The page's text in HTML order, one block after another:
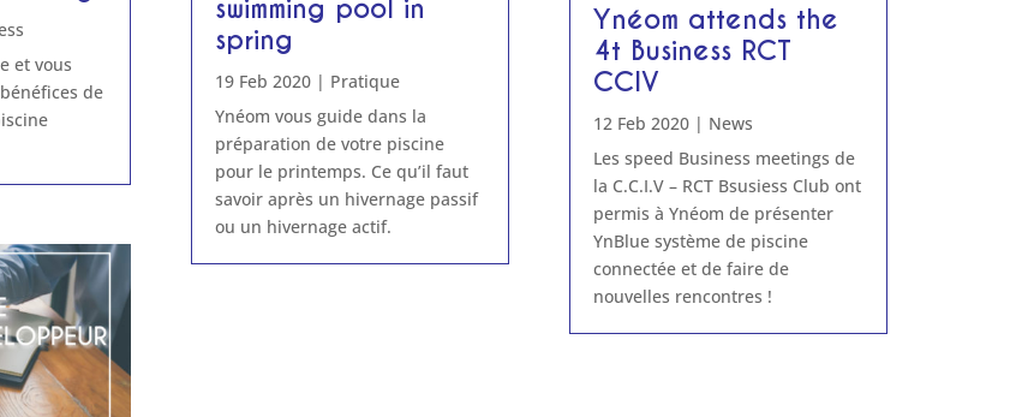
et vous
de
swimming pool in
spring
19 Feb 2020| Pratique
Ynéom vous guide dans la
préparation de votre piscine
pour le printemps. Ce qu’il faut
savoir après un hivernage passif
ou un hivernage actif.
Ynéom attends the
4t Business RCT
CCIV
12 Feb 2020| News
Les speed Business meetings de
la C.C.I.V – RCT Bsusiess Club ont
permis à Ynéom de présenter
YnBlue système de piscine
connectée et de faire de
nouvelles rencontres !